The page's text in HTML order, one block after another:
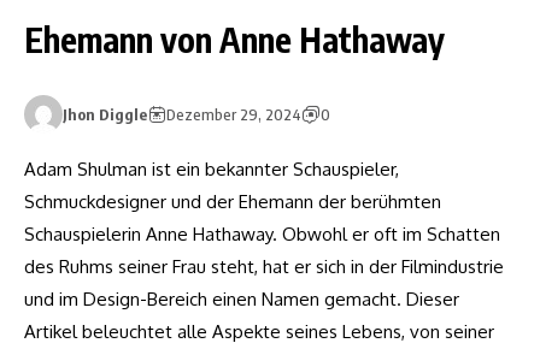
Ehemann von Anne Hathaway
Jhon Diggle Dezember 29, 2024 0
Adam Shulman ist ein bekannter Schauspieler,
Schmuckdesigner und der Ehemann der berühmten
Schauspielerin Anne Hathaway. Obwohl er oft im Schatten
des Ruhms seiner Frau steht, hat er sich in der Filmindustrie
und im Design-Bereich einen Namen gemacht. Dieser
Artikel beleuchtet alle Aspekte seines Lebens, von seiner